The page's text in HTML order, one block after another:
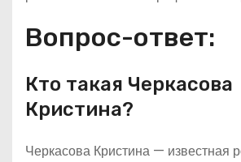
Вопрос-ответ:
Кто такая Черкасова
Кристина?
Черкасова Кристина — известная